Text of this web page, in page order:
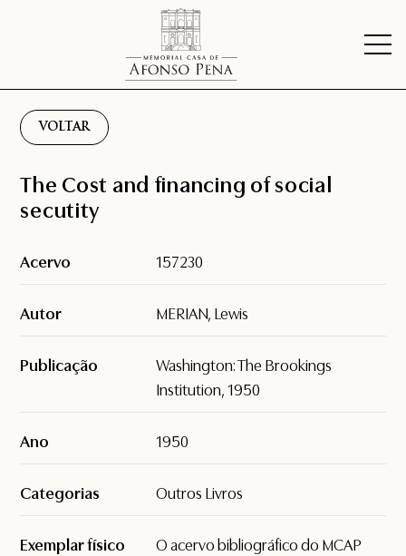
VOLTAR
The Cost and financing of social
secutity
Acervo 157230
Autor MERIAN, Lewis
Publicação
Washington: The Brookings
Institution, 1950
Ano 1950
Categorias Outros Livros
Exemplar físico
O acervo bibliográfico do MCAP